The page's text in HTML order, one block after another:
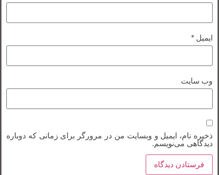
ایمیل *
وب‌ سایت
ذخیره نام، ایمیل و وبسایت من در مرورگر برای زمانی که دوباره
دیدگاهی می‌نویسم.